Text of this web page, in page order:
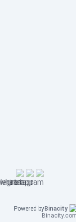
Powered byBinacity